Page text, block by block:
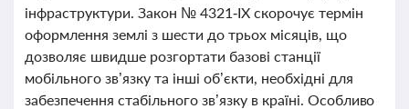
інфраструктури. Закон № 4321‑ІХ скорочує термін
оформлення землі з шести до трьох місяців, що
дозволяє швидше розгортати базові станції
мобільного зв’язку та інші об’єкти, необхідні для
забезпечення стабільного зв’язку в країні. Особливо